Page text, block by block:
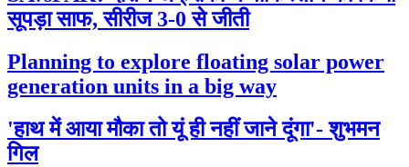
सूपड़ा साफ, सीरीज 3-0 से जीती
Planning to explore floating solar power
generation units in a big way
'हाथ में आया मौका तो यूं ही नहीं जाने दूंगा'- शुभमन
गिल